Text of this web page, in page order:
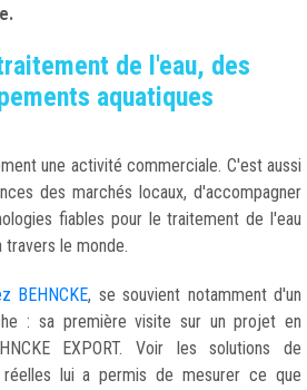
de l'eau, des
aquatiques
une activité commerciale. C'est aussi
des marchés locaux, d'accompagner
fiables pour le traitement de l'eau
le monde.
BEHNCKE, se souvient notamment d'un
: sa première visite sur un projet en
EXPORT. Voir les solutions de
réelles lui a permis de mesurer ce que